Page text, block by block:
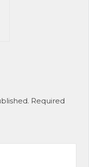
Required